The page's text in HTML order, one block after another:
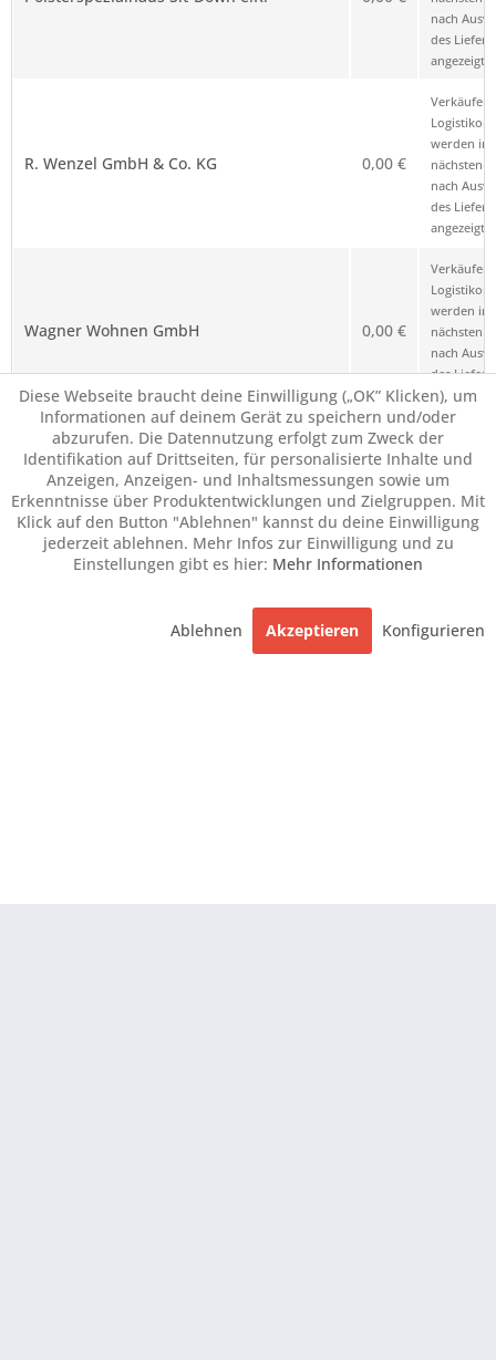
nach
des
angezeigt.
R. Wenzel GmbH & Co. KG 0,00 €
Verkäufer
werden im
nächsten
nach
des
angezeigt.
Wagner Wohnen GmbH 0,00 €
Verkäufer
werden im
nächsten
nach
des
angezeigt.
Diese Webseite braucht deine Einwilligung („OK” Klicken), um
Informationen auf deinem Gerät zu speichern und/oder
abzurufen. Die Datennutzung erfolgt zum Zweck der
Identifikation auf Drittseiten, für personalisierte Inhalte und
Anzeigen, Anzeigen- und Inhaltsmessungen sowie um
Erkenntnisse über Produktentwicklungen und Zielgruppen. Mit
Klick auf den Button "Ablehnen" kannst du deine Einwilligung
jederzeit ablehnen. Mehr Infos zur Einwilligung und zu
Einstellungen gibt es hier: Mehr Informationen
Ablehnen Akzeptieren Konfigurieren